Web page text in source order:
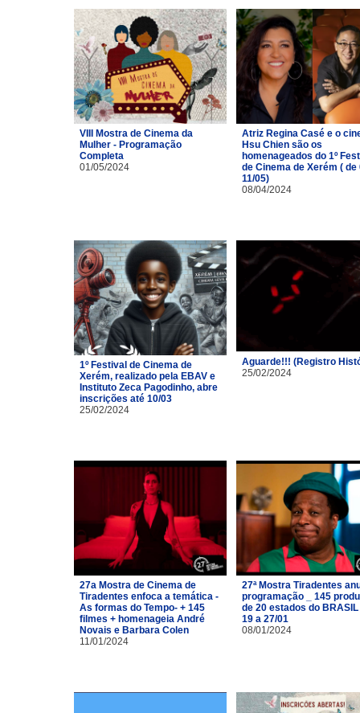
VIII Mostra de Cinema da
Mulher - Programação
Completa
01/05/2024
Atriz Regina Casé e o
Hsu Chien são os
homenageados do 1º
de Cinema de Xerém ( de
11/05)
08/04/2024
1º Festival de Cinema de
Xerém, realizado pela EBAV e
Instituto Zeca Pagodinho, abre
inscrições até 10/03
25/02/2024
Aguarde!!! (Registro
25/02/2024
27a Mostra de Cinema de
Tiradentes enfoca a temática -
As formas do Tempo- + 145
filmes + homenageia André
Novais e Barbara Colen
11/01/2024
27ª Mostra Tiradentes
programação _ 145
de 20 estados do BRASIL
19 a 27/01
08/01/2024